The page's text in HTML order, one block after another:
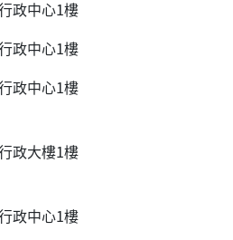
政中心1樓
政中心1樓
政中心1樓
政大樓1樓
政中心1樓